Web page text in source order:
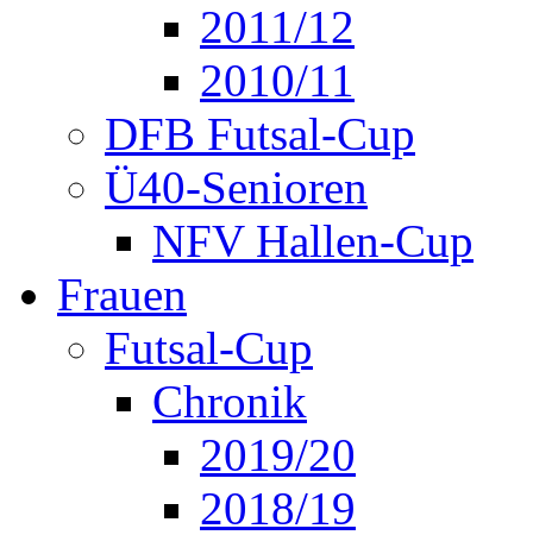
2011/12
2010/11
DFB Futsal-Cup
Ü40-Senioren
NFV Hallen-Cup
Frauen
Futsal-Cup
Chronik
2019/20
2018/19